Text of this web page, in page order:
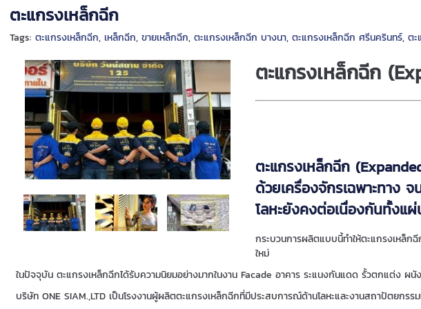
ตะแกรงเหล็กฉีก
Tags: ตะแกรงเหล็กฉีก, เหล็กฉีก, ขายเหล็กฉีก, ตะแกรงเหล็กฉีก บางนา, ตะแกรงเหล็กฉีก ศรีนครินทร์, ตะ
ตะแกรงเหล็กฉีก
ตะแกรงเหล็กฉีก
ด้วยเครื่องจักรเฉพาะทาง
โลหะยังคงต่อเนื่องกันทั้งแ
กระบวนการผลิตแบบนี้ทำให้ตะแกรงเหล็ก
ใหม่
ในปัจจุบัน ตะแกรงเหล็กฉีกได้รับความนิยมอย่างมากในงาน Facade อาคาร ระแนงกันแดด รั้วตกแต่ง ผ
บริษัท ONE SIAM.,LTD เป็นโรงงานผู้ผลิตตะแกรงเหล็กฉีกที่มีประสบการณ์ด้านโลหะและงานสถาปัตยก